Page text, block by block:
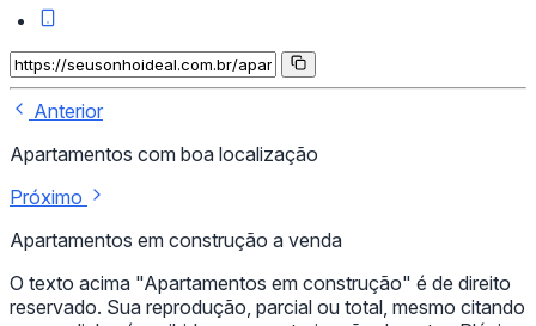
Anterior
Apartamentos com boa localização
Próximo
Apartamentos em construção a venda
O texto acima "Apartamentos em construção" é de direito
reservado. Sua reprodução, parcial ou total, mesmo citando